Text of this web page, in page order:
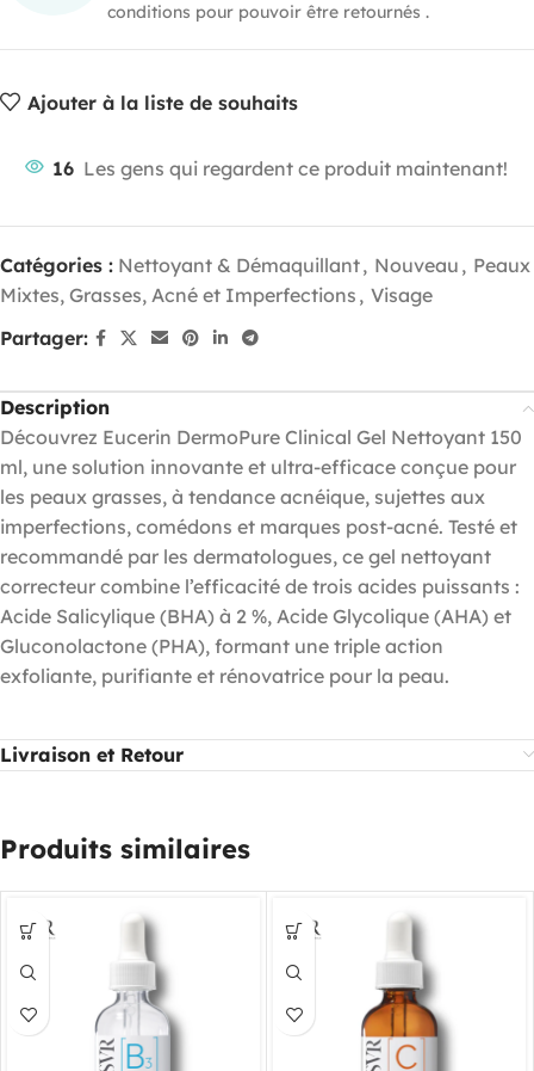
conditions pour pouvoir être retournés .
Ajouter à la liste de souhaits
16 Les gens qui regardent ce produit maintenant!
Catégories : Nettoyant & Démaquillant, Nouveau , Peaux
Mixtes, Grasses, Acné et Imperfections , Visage
Partager:
Description
Découvrez Eucerin DermoPure Clinical Gel Nettoyant 150
ml, une solution innovante et ultra-efficace conçue pour
les peaux grasses, à tendance acnéique, sujettes aux
imperfections, comédons et marques post-acné. Testé et
recommandé par les dermatologues, ce gel nettoyant
correcteur combine l’efficacité de trois acides puissants :
Acide Salicylique (BHA) à 2 %, Acide Glycolique (AHA) et
Gluconolactone (PHA), formant une triple action
exfoliante, purifiante et rénovatrice pour la peau.
Livraison et Retour
Produits similaires